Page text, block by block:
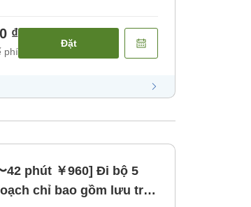
₫
phí
Đặt
42 phút ￥960] Đi bộ 5
chỉ bao gồm lưu trú